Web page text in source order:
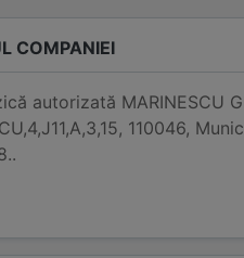
COMPANIEI
autorizată MARINESCU
110046,